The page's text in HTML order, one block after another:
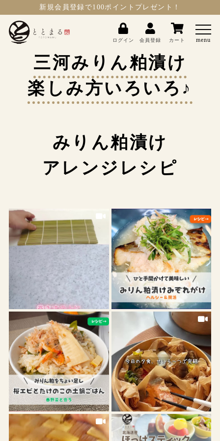
新規会員登録 で100ポイントプレゼント！
ログイン 会員登録 カート menu
三河みりん粕漬け
楽しみ方いろいろ♪
みりん粕漬け
アレンジレシピ